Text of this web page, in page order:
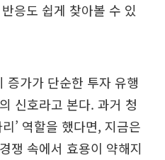
응도 쉽게 찾아볼 수 있
증가가 단순한 투자 유행
신호라고 본다. 과거 청
’ 역할을 했다면, 지금은
쟁 속에서 효용이 약해지